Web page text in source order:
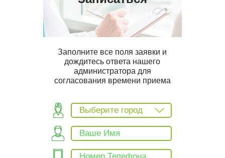
Заполните все поля заявки и
дождитесь ответа нашего
администратора для
согласования времени приема
Выберите город